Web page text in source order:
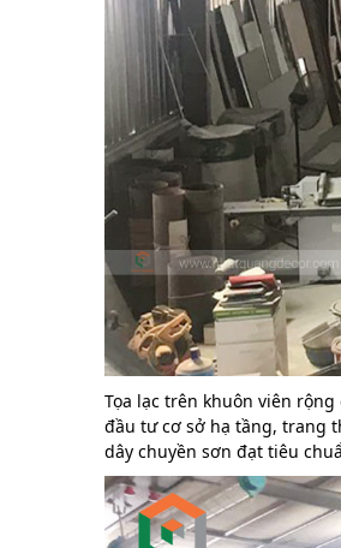
Tọa lạc trên khuôn viên rộng
đầu tư cơ sở hạ tầng, trang
dây chuyền sơn đạt tiêu